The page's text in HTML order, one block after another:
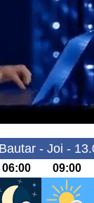
- Joi -
06:00 09:00